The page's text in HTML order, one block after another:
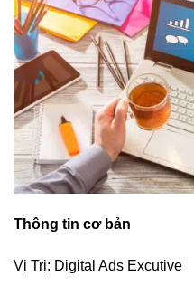
Thông tin cơ bản
Vị Trị: Digital Ads Excutive